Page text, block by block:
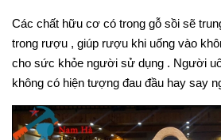
Các chất hữu cơ có trong gỗ sồi sẽ
trong rượu , giúp rượu khi uống vào
cho sức khỏe người sử dụng . Người
không có hiện tượng đau đầu hay say